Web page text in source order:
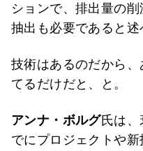
ションで、排出量の削
抽出も必要であると述
技術はあるのだから
てるだけだと、と。
アンナ・ボルグ氏は、
でにプロジェクトや